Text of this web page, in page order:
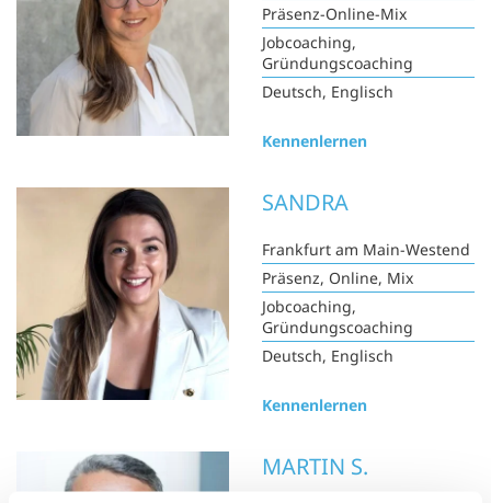
Präsenz-Online-Mix
Jobcoaching,
Gründungscoaching
Deutsch, Englisch
Kennenlernen
SANDRA
Frankfurt am Main-Westend
Präsenz, Online, Mix
Jobcoaching,
Gründungscoaching
Deutsch, Englisch
Kennenlernen
MARTIN S.